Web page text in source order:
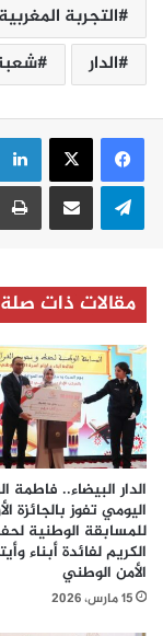
التجربة المغربية
الدار
تيلقرام مشاركة عبر البريد
مقالات ذات صلة
الدار البيضاء.. فاطمة
اليومي تفوز بالجائزة
للمسابقة الوطنية
الكريم لفائدة أبناء
الأمن الوطني
15 مارس، 2026